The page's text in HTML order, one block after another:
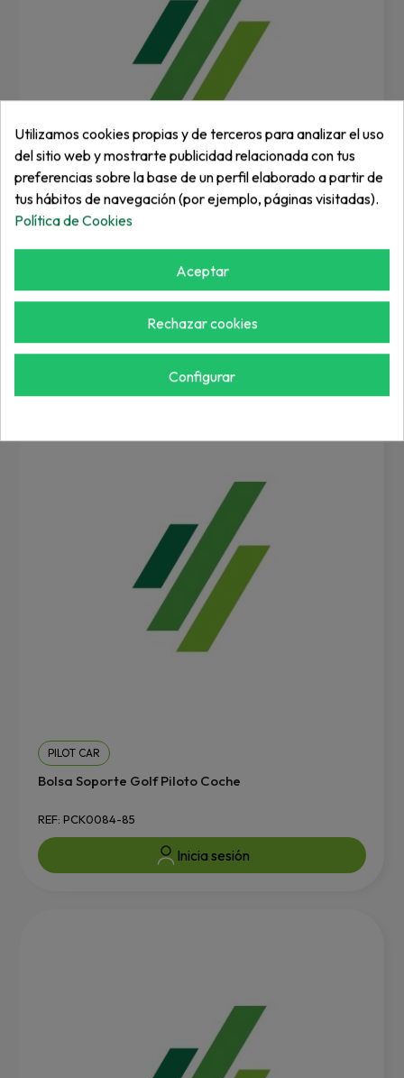
PILOT CAR
REF: PCK0114-0002
Inicia sesión
PILOT CAR
Bolsa Soporte Golf Piloto Coche
REF: PCK0084-85
Inicia sesión
Utilizamos cookies propias y de terceros para analizar el uso
del sitio web y mostrarte publicidad relacionada con tus
preferencias sobre la base de un perfil elaborado a partir de
tus hábitos de navegación (por ejemplo, páginas visitadas).
Política de Cookies
Aceptar
Rechazar cookies
Configurar